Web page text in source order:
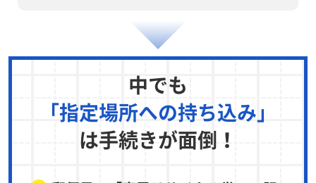
中でも
「指定場所への持ち込み」
は手続きが面倒！